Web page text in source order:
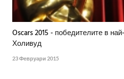
Oscars 2015 - победителите в
Холивуд
23 Февруари 2015